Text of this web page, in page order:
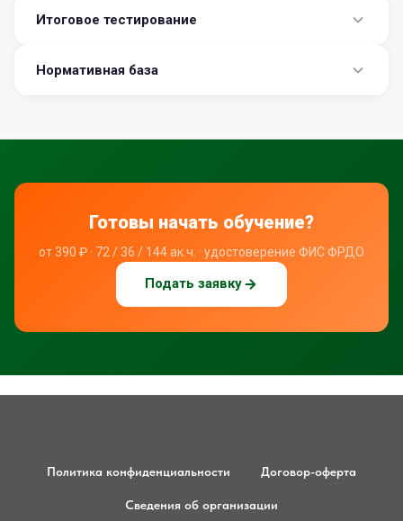
Политика конфиденциальности Договор-оферта
Сведения об организации